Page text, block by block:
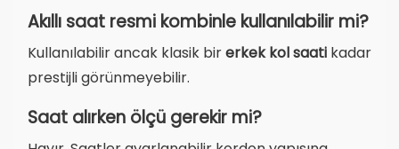
Akıllı saat resmi kombinle kullanılabilir mi?
Kullanılabilir ancak klasik birerkek kol saati kadar
prestijli görünmeyebilir.
Saat alırken ölçü gerekir mi?